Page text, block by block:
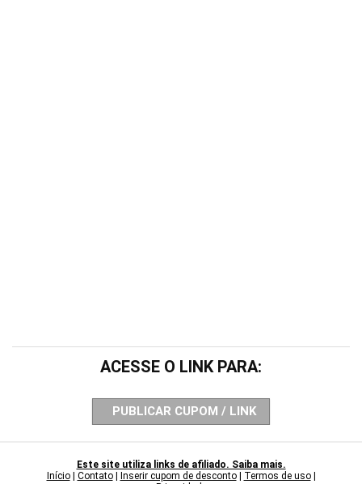
ACESSE O LINK PARA:
PUBLICAR CUPOM / LINK
Este site utiliza links de afiliado. Saiba mais.
Início| Contato| Inserir cupom de desconto| Termos de uso|